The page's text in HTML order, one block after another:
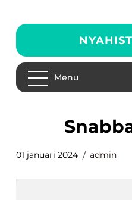
Menu
01 januari 2024 admin